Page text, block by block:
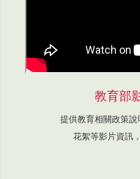
教育部
提供教育相關政策
花絮等影片資訊